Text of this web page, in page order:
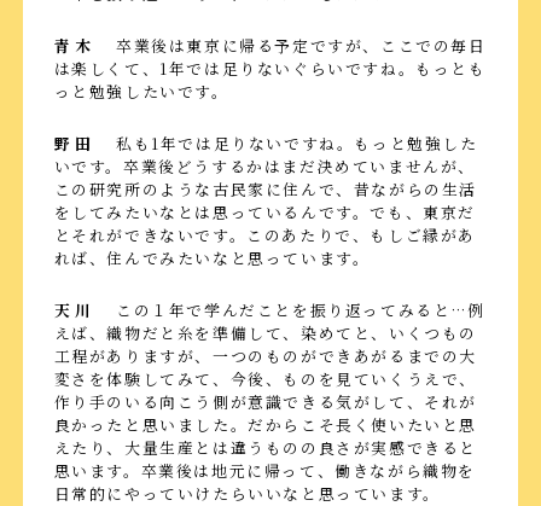
青木
卒業後は東京に帰る予定ですが、ここでの毎日
は楽しくて、1年では足りないぐらいですね。もっとも
っと勉強したいです。
野田
私も1年では足りないですね。もっと勉強した
いです。卒業後どうするかはまだ決めていませんが、
この研究所のような古民家に住んで、昔ながらの生活
をしてみたいなとは思っているんです。でも、東京だ
とそれができないです。このあたりで、もしご縁があ
れば、住んでみたいなと思っています。
天川
この１年で学んだことを振り返ってみると…例
えば、織物だと糸を準備して、染めてと、いくつもの
工程がありますが、一つのものができあがるまでの大
変さを体験してみて、今後、ものを見ていくうえで、
作り手のいる向こう側が意識できる気がして、それが
良かったと思いました。だからこそ長く使いたいと思
えたり、大量生産とは違うものの良さが実感できると
思います。卒業後は地元に帰って、働きながら織物を
日常的にやっていけたらいいなと思っています。